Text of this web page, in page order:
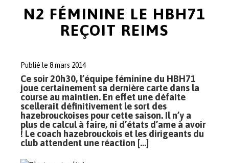
N2 FÉMININE LE HBH71
REÇOIT REIMS
Publié le 8 mars 2014
Ce soir 20h30, l’équipe féminine du HBH71
joue certainement sa dernière carte dans la
course au maintien. En effet une défaite
scellerait définitivement le sort des
hazebrouckoises pour cette saison. Il n’y a
plus de calcul à faire, ni d’états d’ame à avoir
! Le coach hazebrouckois et les dirigeants du
club attendent une réaction […]